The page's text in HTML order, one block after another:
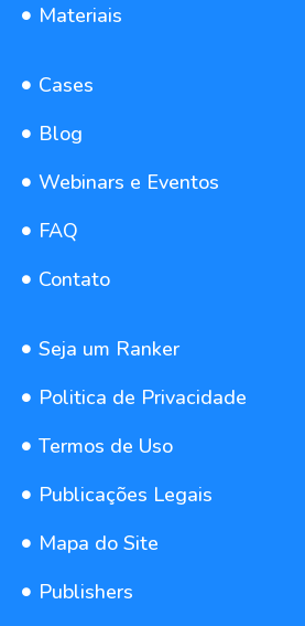
Materiais
Cases
Blog
Webinars e Eventos
FAQ
Contato
Seja um Ranker
Politica de Privacidade
Termos de Uso
Publicações Legais
Mapa do Site
Publishers